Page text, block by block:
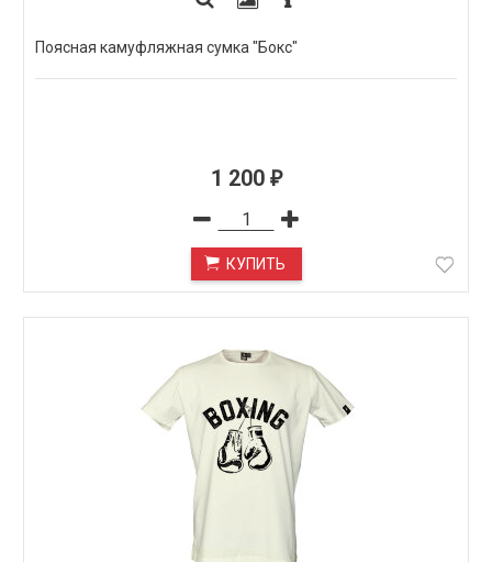
Поясная камуфляжная сумка "Бокс"
1 200 ₽
КУПИТЬ